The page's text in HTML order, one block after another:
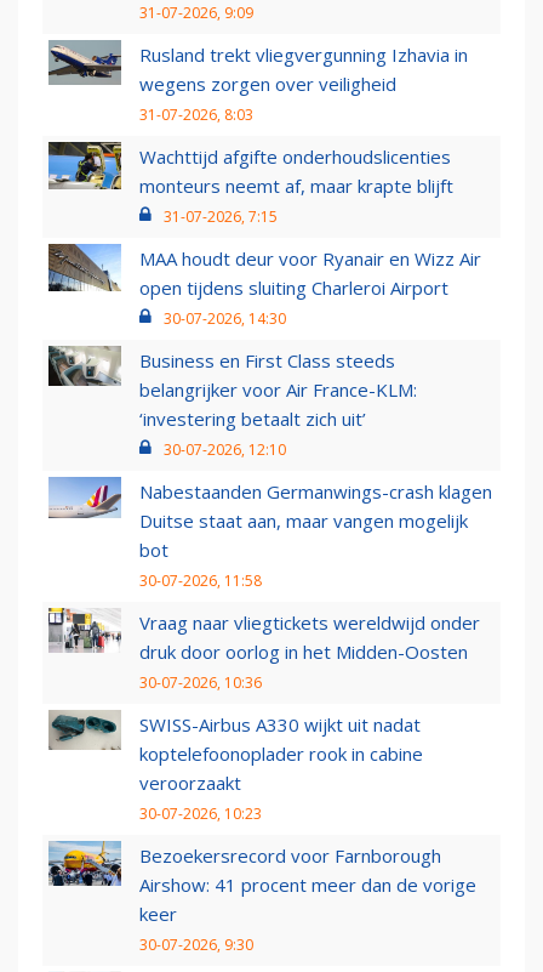
31-07-2026, 9:09
Rusland trekt vliegvergunning Izhavia in
wegens zorgen over veiligheid
31-07-2026, 8:03
Wachttijd afgifte onderhoudslicenties
monteurs neemt af, maar krapte blijft
31-07-2026, 7:15
MAA houdt deur voor Ryanair en Wizz Air
open tijdens sluiting Charleroi Airport
30-07-2026, 14:30
Business en First Class steeds
belangrijker voor Air France-KLM:
‘investering betaalt zich uit’
30-07-2026, 12:10
Nabestaanden Germanwings-crash klagen
Duitse staat aan, maar vangen mogelijk
bot
30-07-2026, 11:58
Vraag naar vliegtickets wereldwijd onder
druk door oorlog in het Midden-Oosten
30-07-2026, 10:36
SWISS-Airbus A330 wijkt uit nadat
koptelefoonoplader rook in cabine
veroorzaakt
30-07-2026, 10:23
Bezoekersrecord voor Farnborough
Airshow: 41 procent meer dan de vorige
keer
30-07-2026, 9:30